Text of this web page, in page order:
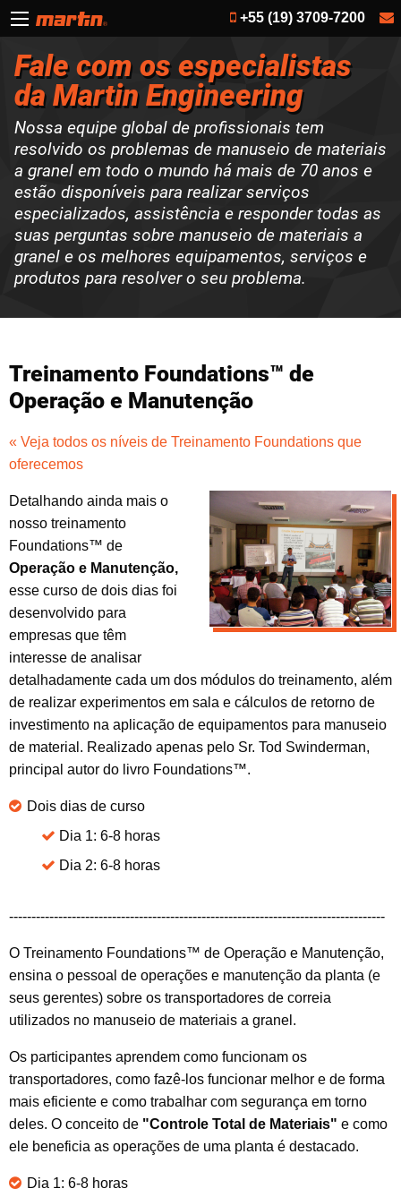
+55 (19) 3709-7200
Fale com os especialistas
da Martin Engineering
Nossa equipe global de profissionais tem
resolvido os problemas de manuseio de materiais
a granel em todo o mundo há mais de 70 anos e
estão disponíveis para realizar serviços
especializados, assistência e responder todas as
suas perguntas sobre manuseio de materiais a
granel e os melhores equipamentos, serviços e
produtos para resolver o seu problema.
Treinamento Foundations™ de
Operação e Manutenção
« Veja todos os níveis de Treinamento Foundations que
oferecemos
Detalhando ainda mais o
nosso treinamento
Foundations™ de
Operação e Manutenção,
esse curso de dois dias foi
desenvolvido para
empresas que têm
interesse de analisar
detalhadamente cada um dos módulos do treinamento, além
de realizar experimentos em sala e cálculos de retorno de
investimento na aplicação de equipamentos para manuseio
de material. Realizado apenas pelo Sr. Tod Swinderman,
principal autor do livro Foundations™.
Dois dias de curso
Dia 1: 6-8 horas
Dia 2: 6-8 horas
------------------------------------------------------------------------------------
O Treinamento Foundations™ de Operação e Manutenção,
ensina o pessoal de operações e manutenção da planta (e
seus gerentes) sobre os transportadores de correia
utilizados no manuseio de materiais a granel.
Os participantes aprendem como funcionam os
transportadores, como fazê-los funcionar melhor e de forma
mais eficiente e como trabalhar com segurança em torno
deles. O conceito de "Controle Total de Materiais" e como
ele beneficia as operações de uma planta é destacado.
Dia 1: 6-8 horas